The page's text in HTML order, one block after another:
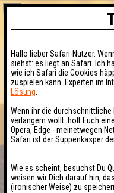
Hallo lieber Safari-Nutzer.
siehst: es liegt an Safari. Ich
wie ich Safari die Cookies
zuspielen kann. Experten im
Lösung
Wenn ihr die
verlängern wollt: holt Euch
Opera, Edge - meinetwegen
Safari ist der Suppenkasper
Wie es scheint, besuchst Du
weisen wir Dich darauf hin,
(ironischer Weise) zu